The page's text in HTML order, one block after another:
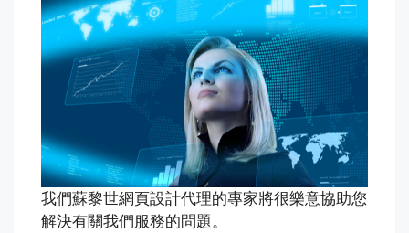
我們蘇黎世網頁設計代理的專家將很樂意協助您
解決有關我們服務的問題。